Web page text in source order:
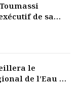
de sa
le
de l’Eau de